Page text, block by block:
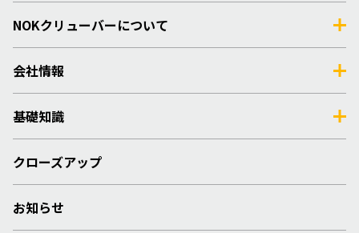
NOKクリューバーについて
会社情報
基礎知識
クローズアップ
お知らせ